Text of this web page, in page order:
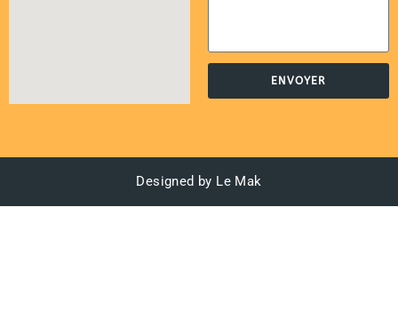
ENVOYER
Designed by Le Mak